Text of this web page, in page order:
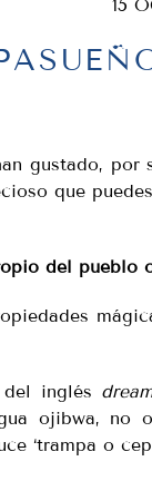
15
gustado,
que
del pueblo
inglés
ojibwa, no
‘trampa o